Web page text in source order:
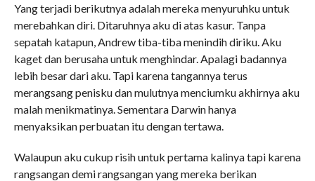
Yang terjadi berikutnya adalah mereka menyuruhku untuk
merebahkan diri. Ditaruhnya aku di atas kasur. Tanpa
sepatah katapun, Andrew tiba-tiba menindih diriku. Aku
kaget dan berusaha untuk menghindar. Apalagi badannya
lebih besar dari aku. Tapi karena tangannya terus
merangsang penisku dan mulutnya menciumku akhirnya aku
malah menikmatinya. Sementara Darwin hanya
menyaksikan perbuatan itu dengan tertawa.
Walaupun aku cukup risih untuk pertama kalinya tapi karena
rangsangan demi rangsangan yang mereka berikan